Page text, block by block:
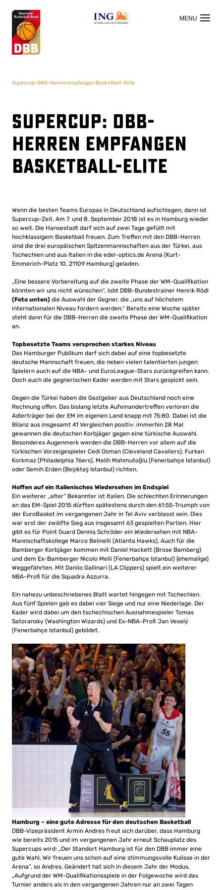
OFFIZIELLER HAUPTSPONSOR
Supercup: DBB-Herren empfangen Basketball-Elite
Supercup: DBB-
Herren empfangen
Basketball-Elite
Wenn die besten Teams Europas in Deutschland aufschlagen, dann ist
Supercup-Zeit. Am 7. und 8. September 2018 ist es in Hamburg wieder
so weit. Die Hansestadt darf sich auf zwei Tage gefüllt mit
hochklassigem Basketball freuen. Zum Treffen mit den DBB-Herren
sind die drei europäischen Spitzenmannschaften aus der Türkei, aus
Tschechien und aus Italien in die edel-optics.de Arena (Kurt-
Emmerich-Platz 10, 21109 Hamburg) geladen.
„Eine bessere Vorbereitung auf die zweite Phase der WM-Qualifikation
könnten wir uns nicht wünschen“, lobt DBB-Bundestrainer Henrik Rödl
(Foto unten) die Auswahl der Gegner, die „uns auf höchstem
internationalen Niveau fordern werden.“ Bereits eine Woche später
steht dann für die DBB-Herren die zweite Phase der WM-Qualifikation
an.
Topbesetzte Teams versprechen starkes Niveau
Das Hamburger Publikum darf sich dabei auf eine topbesetzte
deutsche Mannschaft freuen, die neben vielen talentierten jungen
Spielern auch auf die NBA- und EuroLeague-Stars zurückgreifen kann.
Doch auch die gegnerischen Kader werden mit Stars gespickt sein.
Gegen die Türkei haben die Gastgeber aus Deutschland noch eine
Rechnung offen. Das bislang letzte Aufeinandertreffen verloren die
Adlerträger bei der EM im eigenen Land knapp mit 75:80. Dabei ist die
Bilanz aus insgesamt 41 Vergleichen positiv: immerhin 28 Mal
gewannen die deutschen Korbjäger gegen eine türkische Auswahl.
Besonderes Augenmerk werden die DBB-Herren vor allem auf die
türkischen Vorzeigespieler Cedi Osman (Cleveland Cavaliers), Furkan
Korkmaz (Philadelphia 76ers), Melih Mahmutoğlu (Fenerbahçe Istanbul)
oder Semih Erden (Beşiktaş Istanbul) richten.
Hoffen auf ein italienisches Wiedersehen im Endspiel
Ein weiterer „alter“ Bekannter ist Italien. Die schlechten Erinnerungen
an das EM-Spiel 2015 dürften spätestens durch den 61:55-Triumph von
der EuroBasket im vergangenen Jahr in Tel Aviv verblasst sein. Dies
war erst der zwölfte Sieg aus insgesamt 63 gespielten Partien. Hier
gibt es für Point Guard Dennis Schröder ein Wiedersehen mit NBA-
Mannschaftskollege Marco Belinelli (Atlanta Hawks). Auch für die
Bamberger Korbjäger kommen mit Daniel Hackett (Brose Bamberg)
und dem Ex-Bamberger Nicolo Melli (Fenerbahçe Istanbul) (ehemalige)
Weggefährten. Mit Danilo Gallinari (LA Clippers) spielt ein weiterer
NBA-Profi für die Squadra Azzurra.
Ein nahezu unbeschriebenes Blatt wartet hingegen mit Tschechien.
Aus fünf Spielen gab es dabei vier Siege und nur eine Niederlage. Der
Kader wird dabei um den tschechischen Ausnahmespieler Tomas
Satoransky (Washington Wizards) und Ex-NBA-Profi Jan Veselý
(Fenerbahçe Istanbul) gebildet.
Hamburg – eine gute Adresse für den deutschen Basketball
DBB-Vizepräsident Armin Andres freut sich darüber, dass Hamburg
wie bereits 2015 und im vergangenen Jahr erneut Schauplatz des
Supercups wird: „Der Standort Hamburg ist für den DBB immer eine
gute Wahl. Wir freuen uns schon auf eine stimmungsvolle Kulisse in der
Arena“, so Andres. Geändert hat sich in diesem Jahr der Modus.
„Aufgrund der WM-Qualifikationsspiele in der Folgewoche wird das
Turnier anders als in den vergangenen Jahren nur an zwei Tagen